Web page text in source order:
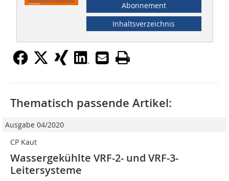
Abonnement
Inhaltsverzeichnis
Thematisch passende Artikel:
Ausgabe 04/2020
CP Kaut
Wassergekühlte VRF-2- und VRF-3-
Leitersysteme